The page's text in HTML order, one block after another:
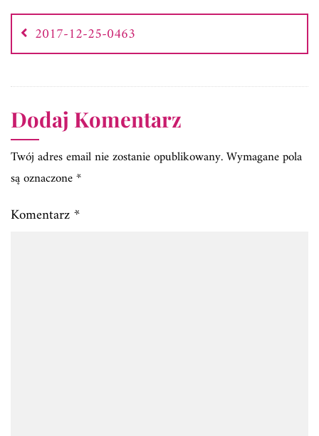
wpisu
2017-12-25-0463
Dodaj Komentarz
Twój adres email nie zostanie opublikowany.Wymagane pola
są oznaczone*
Komentarz*